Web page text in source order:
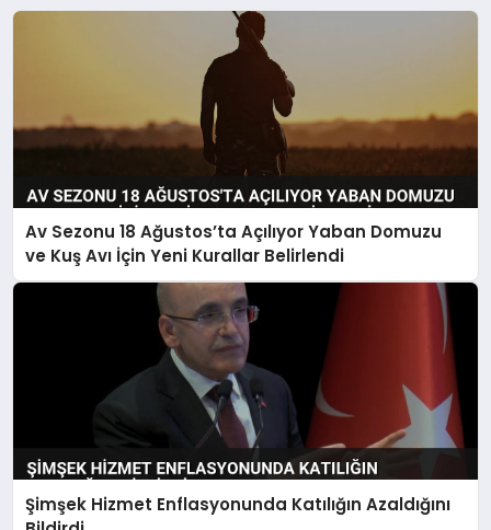
Av Sezonu 18 Ağustos’ta Açılıyor Yaban Domuzu
ve Kuş Avı İçin Yeni Kurallar Belirlendi
Şimşek Hizmet Enflasyonunda Katılığın Azaldığını